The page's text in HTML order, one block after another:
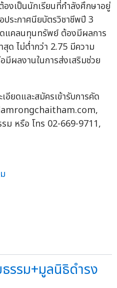
งเป็นนักเรียนที่กำลังศึกษาอยู่
ระกาศนียบัตรวิชาชีพปี 3
ดแคลนทุนทรัพย์ ต้องมีผลการ
สุด ไม่ต่ำกว่า 2.75 มีความ
ผลงานในการส่งเสริมช่วย
อียดและสมัครเข้ารับการคัด
ม หรือ โทร 02-669-9711,
รรม+มูลนิธิดำรง